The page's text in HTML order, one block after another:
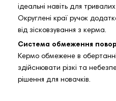
ідеальні навіть для
Округлені краї ручок
від зісковзування з керма.
Система обмеження
Кермо обмежене в
здійснювати різкі та
рішення для новачків.